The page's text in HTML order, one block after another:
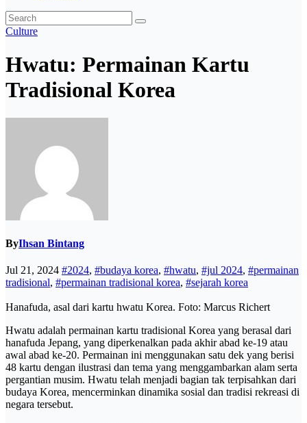
Culture
Hwatu: Permainan Kartu
Tradisional Korea
ByIhsan Bintang
Jul 21, 2024 #2024, #budaya korea, #hwatu, #jul 2024, #permainan
tradisional, #permainan tradisional korea, #sejarah korea
Hanafuda, asal dari kartu hwatu Korea. Foto: Marcus Richert
Hwatu adalah permainan kartu tradisional Korea yang berasal dari
hanafuda Jepang, yang diperkenalkan pada akhir abad ke-19 atau
awal abad ke-20. Permainan ini menggunakan satu dek yang berisi
48 kartu dengan ilustrasi dan tema yang menggambarkan alam serta
pergantian musim. Hwatu telah menjadi bagian tak terpisahkan dari
budaya Korea, mencerminkan dinamika sosial dan tradisi rekreasi di
negara tersebut.